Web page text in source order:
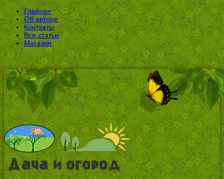
Главная
Об авторе
Контакты
Все статьи
Магазин